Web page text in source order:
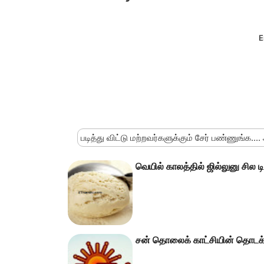
படித்து விட்டு மற்றவர்களுக்கும் சேர்
வெயில் காலத்தில் ஜில்லுனு சில
சன் தொலைக் காட்சியின்